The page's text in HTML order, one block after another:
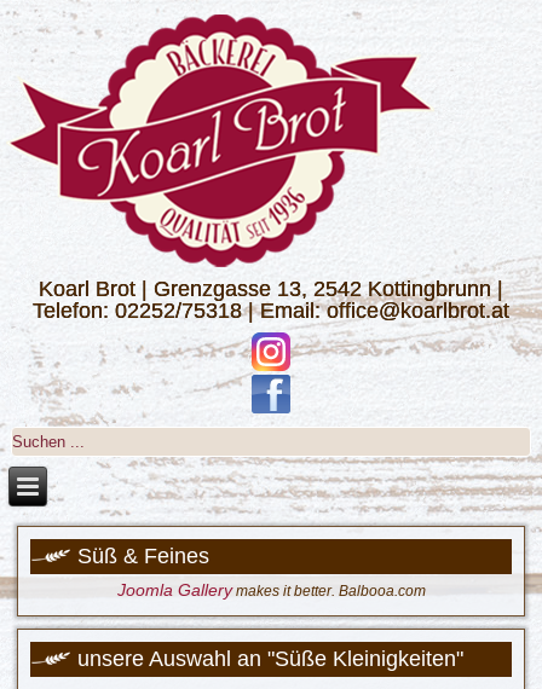
Koarl Brot | Grenzgasse 13, 2542 Kottingbrunn |
Telefon: 02252/75318 | Email: office@koarlbrot.at
Süß & Feines
Joomla Gallerymakes it better. Balbooa.com
unsere Auswahl an "Süße Kleinigkeiten"